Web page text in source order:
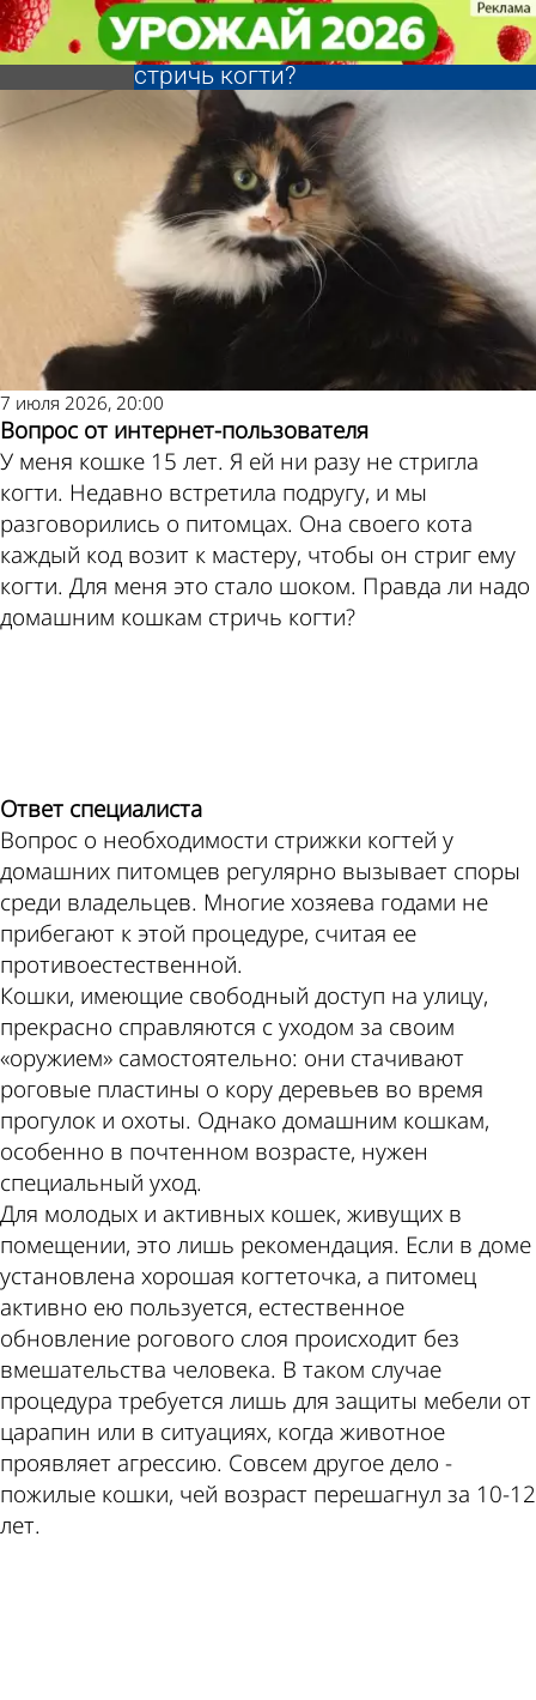
Зачем пожилым
кошкам нужно
стричь когти?
Ликбез
7 июля 2026, 20:00
Вопрос от интернет-пользователя
У меня кошке 15 лет. Я ей ни разу не стригла
когти. Недавно встретила подругу, и мы
разговорились о питомцах. Она своего кота
каждый код возит к мастеру, чтобы он стриг ему
когти. Для меня это стало шоком. Правда ли надо
домашним кошкам стричь когти?
Ответ специалиста
Вопрос о необходимости стрижки когтей у
домашних питомцев регулярно вызывает споры
среди владельцев. Многие хозяева годами не
прибегают к этой процедуре, считая ее
противоестественной.
Кошки, имеющие свободный доступ на улицу,
прекрасно справляются с уходом за своим
«оружием» самостоятельно: они стачивают
роговые пластины о кору деревьев во время
прогулок и охоты. Однако домашним кошкам,
особенно в почтенном возрасте, нужен
специальный уход.
Для молодых и активных кошек, живущих в
помещении, это лишь рекомендация. Если в доме
установлена хорошая когтеточка, а питомец
активно ею пользуется, естественное
обновление рогового слоя происходит без
вмешательства человека. В таком случае
процедура требуется лишь для защиты мебели от
царапин или в ситуациях, когда животное
проявляет агрессию. Совсем другое дело -
пожилые кошки, чей возраст перешагнул за 10-12
лет.
Зачем пожилым
кошкам нужно
стричь когти?
Ликбез
Другие
новости по
теме
Погода и
курсы валют
в Пензе